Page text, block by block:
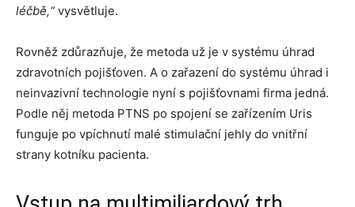
léčbě,“vysvětluje.
Rovněž zdůrazňuje, že metoda už je v systému úhrad
zdravotních pojišťoven. A o zařazení do systému úhrad i
neinvazivní technologie nyní s pojišťovnami firma jedná.
Podle něj metoda PTNS po spojení se zařízením Uris
funguje po vpíchnutí malé stimulační jehly do vnitřní
strany kotníku pacienta.